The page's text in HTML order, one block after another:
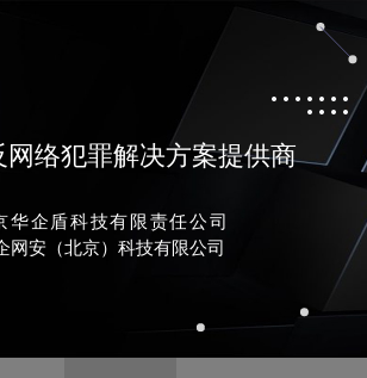
网络犯罪解决方案提供商
华企盾科技有限责任公司
网安（北京）科技有限公司